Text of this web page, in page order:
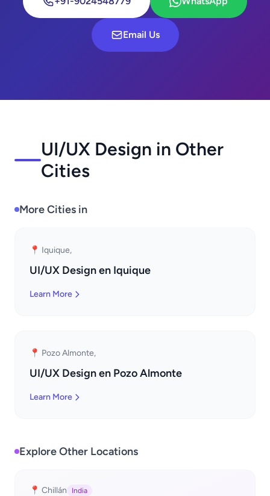
Email Us
UI/UX Design in Other
Cities
More Cities in
📍 Iquique,
UI/UX Design en Iquique
Learn More
📍 Pozo Almonte,
UI/UX Design en Pozo Almonte
Learn More
Explore Other Locations
📍 Chillán
India